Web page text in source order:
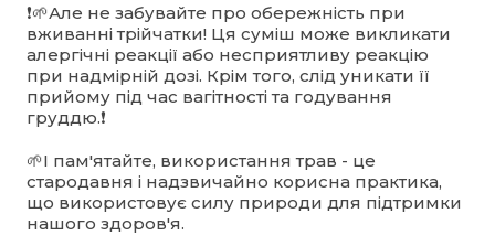
❗️🌱Але не забувайте про обережність при
вживанні трійчатки! Ця суміш може викликати
алергічні реакції або несприятливу реакцію
при надмірній дозі. Крім того, слід уникати її
прийому під час вагітності та годування
груддю.❗️
🌱І пам'ятайте, використання трав - це
стародавня і надзвичайно корисна практика,
що використовує силу природи для підтримки
нашого здоров'я.